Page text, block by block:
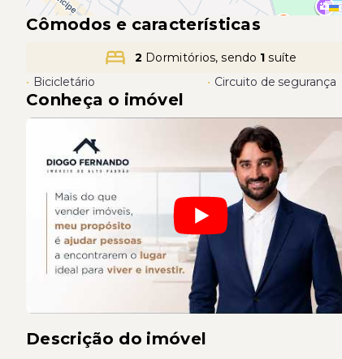
Cômodos e características
2 Dormitórios, sendo 1 suíte
• Bicicletário • Circuito de segurança
Conheça o imóvel
Descrição do imóvel